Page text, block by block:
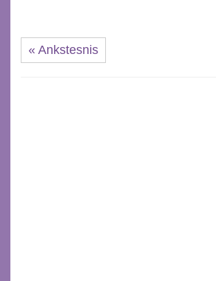
« Ankstesnis